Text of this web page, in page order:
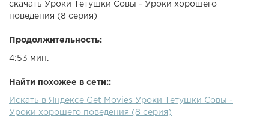
Хочешь больше мультфильмов? Разверни полностью
скачать Уроки Тетушки Совы - Уроки хорошего
поведения (8 серия)
Продолжительность:
4:53 мин.
Найти похожее в сети::
Искать в Яндексе Get Movies Уроки Тетушки Совы -
Уроки хорошего поведения (8 серия)